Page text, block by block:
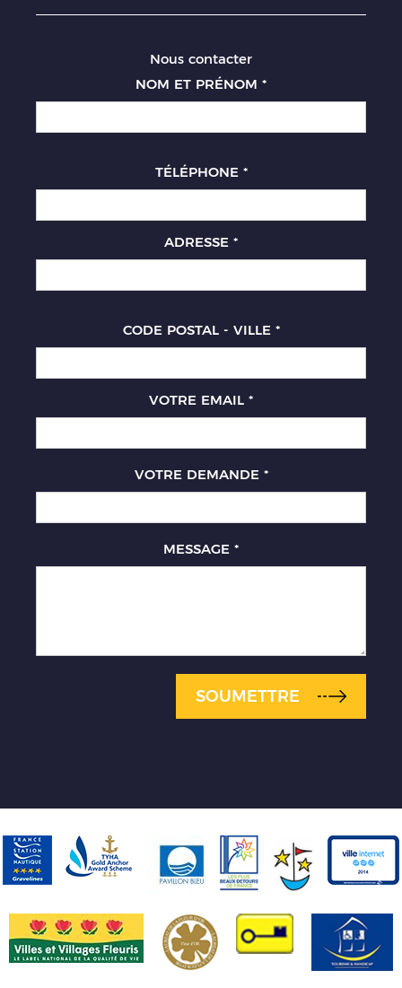
Nous contacter
NOM ET PRÉNOM *
TÉLÉPHONE *
ADRESSE *
CODE POSTAL - VILLE *
VOTRE EMAIL *
VOTRE DEMANDE *
MESSAGE *
SOUMETTRE